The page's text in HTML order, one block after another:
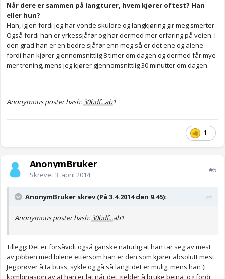
Når dere er sammen på langturer, hvem kjører oftest? Han
eller hun?
Han, igjen fordi jeg har vonde skuldre og langkjøring gir meg smerter.
Også fordi han er yrkessjåfør og har dermed mer erfaring på veien. I
den grad han er en bedre sjåfør enn meg så er det ene og alene
fordi han kjører gjennomsnittlig 8 timer om dagen og dermed får mye
mer trening, mens jeg kjører gjennomsnittlig 30 minutter om dagen.
Anonymous poster hash:30bdf...ab1
1
AnonymBruker
Skrevet3. april 2014
#5
AnonymBruker skrev (På 3.4.2014 den 9.45):
Anonymous poster hash:30bdf...ab1
Tillegg: Det er forsåvidt også ganske naturlig at han tar seg av mest
av jobben med bilene ettersom han er den som kjører absolutt mest.
Jeg prøver å ta buss, sykle og gå så langt det er mulig, mens han (i
kombinasjon av at han er lat når det gjelder å bruke beina, og fordi